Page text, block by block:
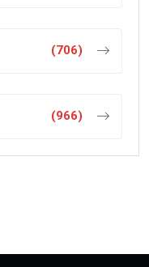
(706)
(966)